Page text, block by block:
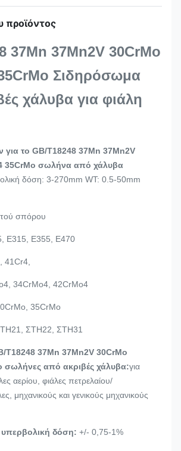
προϊόντος
37Mn 37Mn2V 30CrMo
Σιδηρόσωμα
χάλυβα για φιάλη
για το GB/T18248 37Mn 37Mn2V
35CrMo σωλήνα από χάλυβα
δόση: 3-270mm WT: 0.5-50mm
σπόρου
Ε315, Ε355, Ε470
41Cr4,
34CrMo4, 42CrMo4
35CrMo
ΣΤΗ22, ΣΤΗ31
T18248 37Mn 37Mn2V 30CrMo
σωλήνες από ακριβές χάλυβα:για
αερίου, φιάλες πετρελαίου/
μηχανικούς και γενικούς μηχανικούς
υπερβολική δόση: +/- 0,75-1%